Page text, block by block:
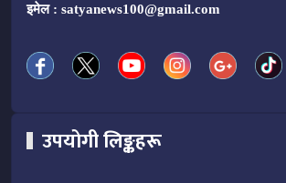
इमेल : satyanews100@gmail.com
उपयोगी लिङ्कहरू